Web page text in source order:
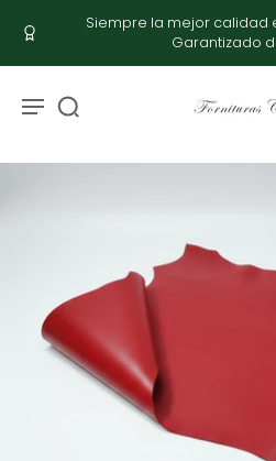
Siempre la mejor calidad
Garantizado